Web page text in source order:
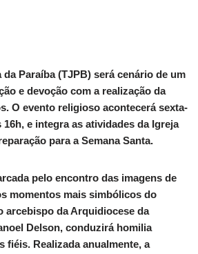
Paraíba (TJPB) será cenário de um
e devoção com a realização da
O evento religioso acontecerá sexta-
e integra as atividades da Igreja
para a Semana Santa.
pelo encontro das imagens de
momentos mais simbólicos do
arcebispo da Arquidiocese da
Delson, conduzirá homilia
fiéis. Realizada anualmente, a